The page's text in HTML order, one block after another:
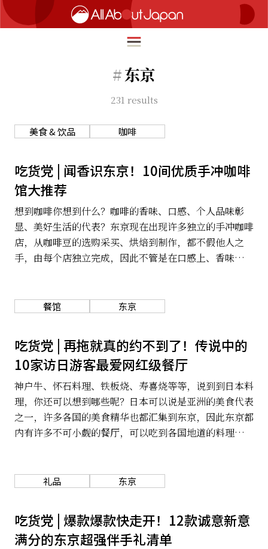
ภาษาไทย
日本語
旅行
美食
文化
热点
生活
#东京
231 results
美食 & 饮品 咖啡
吃货党 | 闻香识东京！10间优质手冲咖啡
馆大推荐
想到咖啡你想到什么？咖啡的香味、口感、个人品味彰
显、美好生活的代表？东京现在出现许多独立的手冲咖啡
店，从咖啡豆的选购采买、烘焙到制作，都不假他人之
手，由每个店独立完成，因此不管是在口感上、香味上，
会还可以跟店家聊天，知道更多内幕故事及咖啡的小知识
餐馆 东京
吃货党 | 再拖就真的约不到了！传说中的
10家访日游客最爱网红级餐厅
神户牛、怀石料理、铁板烧、寿喜烧等等，说到到日本料
理，你还可以想到哪些呢？日本可以说是亚洲的美食代表
之一，许多各国的美食精华也都汇集到东京，因此东京都
内有许多不可小觑的餐厅，可以吃到各国地道的料理，其
吧！
礼品 东京
吃货党 | 爆款爆款快走开！12款诚意新意
满分的东京超强伴手礼清单